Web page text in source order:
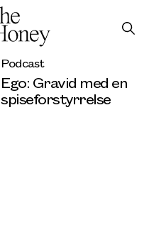
Podcast
Ego: Gravid med en
spiseforstyrrelse